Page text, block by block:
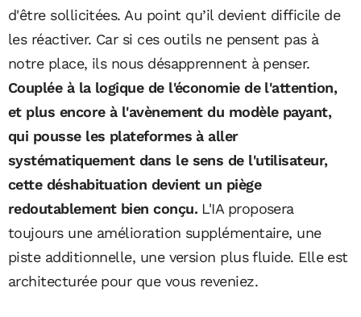
d'être sollicitées. Au point qu’il devient difficile de
les réactiver. Car si ces outils ne pensent pas à
notre place, ils nous désapprennent à penser.
Couplée à la logique de l'économie de l'attention,
et plus encore à l'avènement du modèle payant,
qui pousse les plateformes à aller
systématiquement dans le sens de l'utilisateur,
cette déshabituation devient un piège
redoutablement bien conçu.L'IA proposera
toujours une amélioration supplémentaire, une
piste additionnelle, une version plus fluide. Elle est
architecturée pour que vous reveniez.